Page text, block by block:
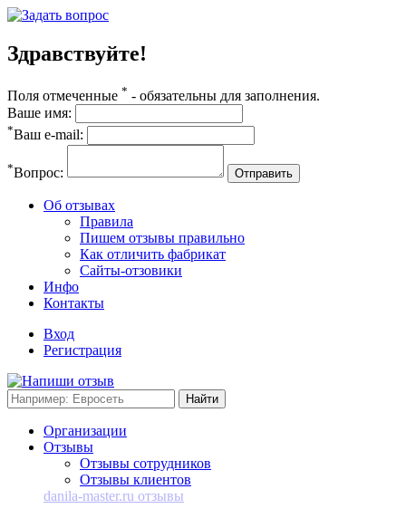
Здравствуйте!
Поля отмеченные * - обязательны для заполнения.
Ваше имя:
*Ваш e-mail:
*Вопрос: Отправить
Об отзывах
Правила
Пишем отзывы правильно
Как отличить фабрикат
Сайты-отзовики
Инфо
Контакты
Вход
Регистрация
Организации
Отзывы
Отзывы сотрудников
Отзывы клиентов
danila-master.ru отзывы